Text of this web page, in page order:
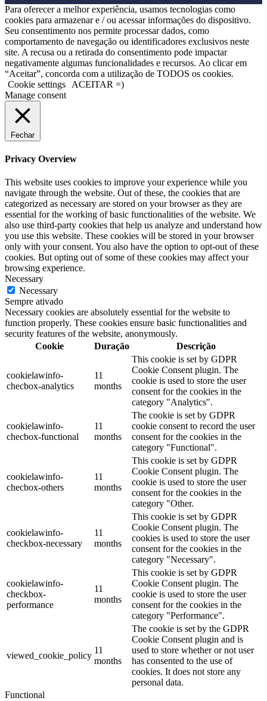
Para oferecer a melhor experiência, usamos tecnologias como
cookies para armazenar e / ou acessar informações do dispositivo.
Seu consentimento nos permite processar dados, como
comportamento de navegação ou identificadores exclusivos neste
site. A recusa ou a retirada do consentimento pode impactar
negativamente algumas funcionalidades e recursos. Ao clicar em
“Aceitar”, concorda com a utilização de TODOS os cookies.
Cookie settings
ACEITAR =)
Manage consent
Fechar
Privacy Overview
This website uses cookies to improve your experience while you
navigate through the website. Out of these, the cookies that are
categorized as necessary are stored on your browser as they are
essential for the working of basic functionalities of the website. We
also use third-party cookies that help us analyze and understand how
you use this website. These cookies will be stored in your browser
only with your consent. You also have the option to opt-out of these
cookies. But opting out of some of these cookies may affect your
browsing experience.
Necessary
Necessary
Sempre ativado
Necessary cookies are absolutely essential for the website to
function properly. These cookies ensure basic functionalities and
security features of the website, anonymously.
Cookie
Duração Descrição
cookielawinfo-
checbox-analytics
11
months
This cookie is set by GDPR
Cookie Consent plugin. The
cookie is used to store the user
consent for the cookies in the
category "Analytics".
cookielawinfo-
checbox-functional
11
months
The cookie is set by GDPR
cookie consent to record the user
consent for the cookies in the
category "Functional".
cookielawinfo-
checbox-others
11
months
This cookie is set by GDPR
Cookie Consent plugin. The
cookie is used to store the user
consent for the cookies in the
category "Other.
cookielawinfo-
checkbox-necessary
11
months
This cookie is set by GDPR
Cookie Consent plugin. The
cookies is used to store the user
consent for the cookies in the
category "Necessary".
cookielawinfo-
checkbox-
performance
11
months
This cookie is set by GDPR
Cookie Consent plugin. The
cookie is used to store the user
consent for the cookies in the
category "Performance".
viewed_cookie_policy
11
months
The cookie is set by the GDPR
Cookie Consent plugin and is
used to store whether or not user
has consented to the use of
cookies. It does not store any
personal data.
Functional